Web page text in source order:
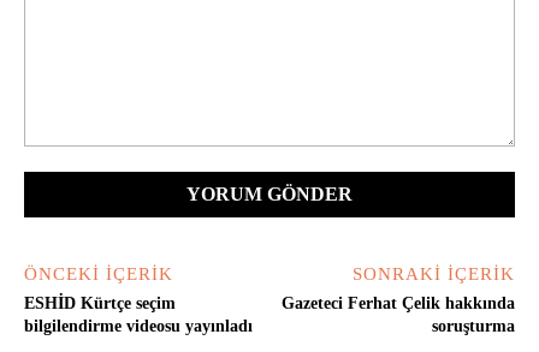
ÖNCEKI İÇERIK
ESHİD Kürtçe seçim
bilgilendirme videosu yayınladı
SONRAKI İÇERIK
Gazeteci Ferhat Çelik hakkında
soruşturma